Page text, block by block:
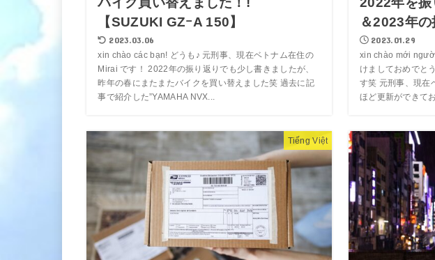
【SUZUKI GZｰA 150】
2023.03.06
xin chào các bạn! どうも♪ 元刑事、現在ベトナム在住の
Mirai です！ 2022年の振り返りでも少し書きましたが、
昨年の春にまたまたバイクを買い替えました笑 過去に記
事で紹介した”YAMAHA NVX...
＆2023年の
2023.01.29
xin chào mới
けましておめでと
す笑 元刑事、現在
ほど更新ができて
Tiếng Việt